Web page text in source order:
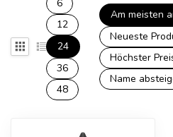
6
12
24
36
48
Am meisten
Neueste
Höchster
Name